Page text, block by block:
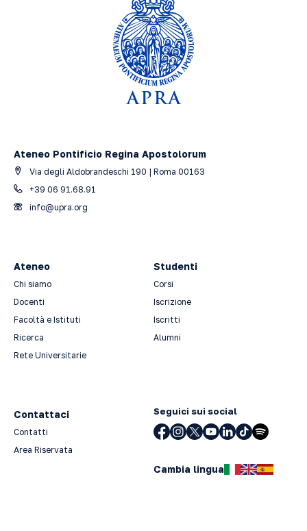
Ateneo Pontificio Regina Apostolorum
Via degli Aldobrandeschi 190 | Roma 00163
+39 06 91.68.91
info@upra.org
Ateneo
Chi siamo
Docenti
Facoltà e Istituti
Ricerca
Rete Universitarie
Studenti
Corsi
Iscrizione
Iscritti
Alumni
Contattaci
Contatti
Area Riservata
Seguici sui social
Cambia lingua